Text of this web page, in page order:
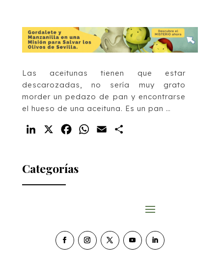
Las aceitunas tienen que estar
descarozadas, no sería muy grato
morder un pedazo de pan y encontrarse
el hueso de una aceituna. Es un pan …
LinkedIn FacebookWhatsApp
Email
Categorías